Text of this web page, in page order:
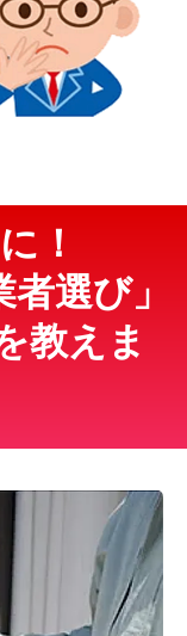
！
選び」
教えま